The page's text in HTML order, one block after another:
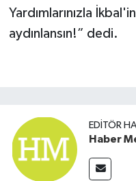
Yardımlarınızla
aydınlansın!” dedi.
EDITÖR
Haber